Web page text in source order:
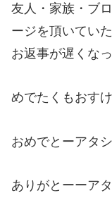
友人・家族・ブ
ージを頂いてい
お返事が遅くな
めでたくもおす
おめでとーアタシ
ありがとーーアタ